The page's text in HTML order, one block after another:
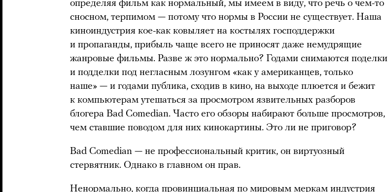
определяя фильм как нормальный, мы имеем в виду, что речь о чем-то
сносном, терпимом — потому что нормы в России не существует. Наша
киноиндустрия кое-как ковыляет на костылях господдержки
и пропаганды, прибыль чаще всего не приносят даже немудрящие
жанровые фильмы. Разве ж это нормально? Годами снимаются поделки
и подделки под негласным лозунгом «как у американцев, только
наше» — и годами публика, сходив в кино, на выходе плюется и бежит
к компьютерам утешаться за просмотром язвительных разборов
блогера Bad Comedian. Часто его обзоры набирают больше просмотров,
чем ставшие поводом для них кинокартины. Это ли не приговор?
Bad Comedian — не профессиональный критик, он виртуозный
стервятник. Однако в главном он прав.
Ненормально, когда провинциальная по мировым меркам индустрия